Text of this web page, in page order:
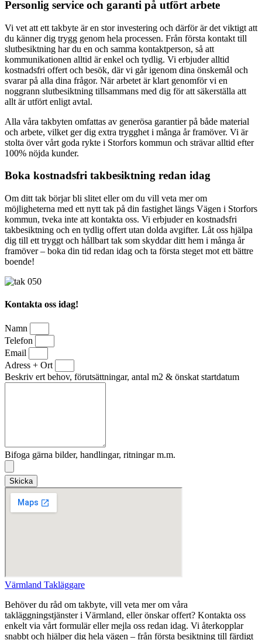
Personlig service och garanti på utfört arbete
Vi vet att ett takbyte är en stor investering och därför är det viktigt att
du känner dig trygg genom hela processen. Från första kontakt till
slutbesiktning har du en och samma kontaktperson, så att
kommunikationen alltid är enkel och tydlig. Vi erbjuder alltid
kostnadsfri offert och besök, där vi går igenom dina önskemål och
svarar på alla dina frågor. När arbetet är klart genomför vi en
noggrann slutbesiktning tillsammans med dig för att säkerställa att
allt är utfört enligt avtal.
Alla våra takbyten omfattas av generösa garantier på både material
och arbete, vilket ger dig extra trygghet i många år framöver. Vi är
stolta över vårt goda rykte i Storfors kommun och strävar alltid efter
100% nöjda kunder.
Boka kostnadsfri takbesiktning redan idag
Om ditt tak börjar bli slitet eller om du vill veta mer om
möjligheterna med ett nytt tak på din fastighet längs Vägen i Storfors
kommun, tveka inte att kontakta oss. Vi erbjuder en kostnadsfri
takbesiktning och en tydlig offert utan dolda avgifter. Låt oss hjälpa
dig till ett tryggt och hållbart tak som skyddar ditt hem i många år
framöver – boka din tid redan idag och ta första steget mot ett bättre
boende!
Kontakta oss idag!
Namn
Telefon
Email
Adress + Ort
Beskriv ert behov, förutsättningar, antal m2 & önskat startdatum
Bifoga gärna bilder, handlingar, ritningar m.m.
Skicka
Värmland Takläggare
Behöver du råd om takbyte, vill veta mer om våra
takläggningstjänster i Värmland, eller önskar offert? Kontakta oss
enkelt via vårt formulär eller mejla oss redan idag. Vi återkopplar
snabbt och hjälper dig hela vägen – från första besiktning till färdigt